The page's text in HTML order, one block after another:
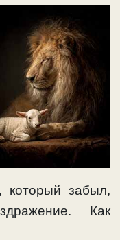
который забыл,
Как